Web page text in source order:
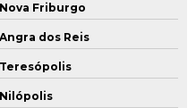
contaminadas
Nova Friburgo
Angra dos Reis
Teresópolis
Nilópolis